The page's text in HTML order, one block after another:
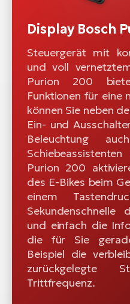
Display Bosch
Steuergerät mit
und voll
Purion 200
Funktionen für eine
können Sie neben
Ein- und
Beleuchtung
Purion 200
des E-Bikes beim
einem
Sekundenschnelle
und einfach die
die für Sie
Beispiel die
zurückgelegte
Trittfrequenz.